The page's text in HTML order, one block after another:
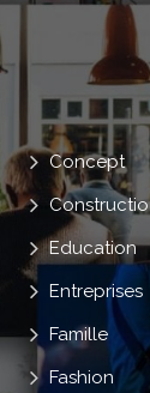
Concept
Education
Entreprises
Famille
Fashion